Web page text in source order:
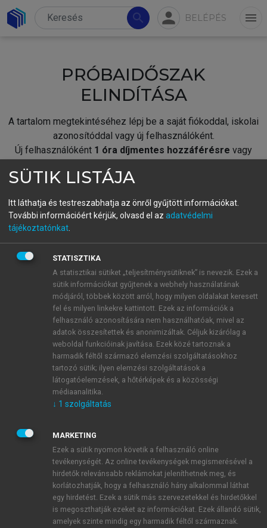
search person BELÉPÉS menu
PRÓBAIDŐSZAK
ELINDÍTÁSA
A tartalom megtekintéséhez lépj be a saját fiókoddal, iskolai
azonosítóddal vagy új felhasználóként.
Új felhasználóként 1 óra díjmentes hozzáférésre vagy
fiókoddal,vagy hozz létre új fiókot.
A regisztráció után apróbaidőszakautomatikusan
BELÉPÉS SAJÁT FIÓKKAL
ÚJ FIÓK LÉTREHOZÁSA
1 óra díjmentes hozzáférés
E-MAIL-CÍM
JELSZÓ
JELSZÓ ÚJRA
Kérek értesítést a MeRSZ újdonságairól, akcióiról.
SÜTIK LISTÁJA
Itt láthatja és testreszabhatja az önről gyűjtött információkat.
További információért kérjük, olvasd el az adatvédelmi
tájékoztatónkat
STATISZTIKA
A statisztikai sütiket „teljesítménysütiknek” is nevezik. Ezek a
sütik információkat gyűjtenek a webhely használatának
módjáról, többek között arról, hogy milyen oldalakat keresett
fel és milyen linkekre kattintott. Ezek az információk a
felhasználó azonosítására nem használhatóak, mivel az
adatok összesítettek és anonimizáltak. Céljuk kizárólag a
weboldal funkcióinak javítása. Ezek közé tartoznak a
harmadik féltől származó elemzési szolgáltatásokhoz
tartozó sütik; ilyen elemzési szolgáltatások a
látogatóelemzések, a hőtérképek és a közösségi
médiaanalitika.
↓ 1 szolgáltatás
MARKETING
Ezek a sütik nyomon követik a felhasználó online
tevékenységét. Az online tevékenységek megismerésével a
hirdetők relevánsabb reklámokat jeleníthetnek meg, és
korlátozhatják, hogy a felhasználó hány alkalommal láthat
egy hirdetést. Ezek a sütik más szervezetekkel és hirdetőkkel
is megoszthatják ezeket az információkat. Ezek állandó sütik,
amelyek szinte mindig egy harmadik féltől származnak.